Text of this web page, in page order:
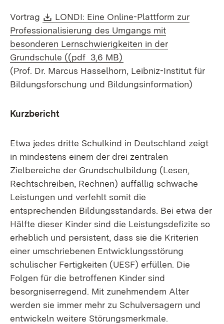
Vortrag Download:
LONDI: Eine Online-Plattform zur
Professionalisierung des Umgangs mit
besonderen Lernschwierigkeiten in der
Grundschule ((pdf 3,6 MB)
(Prof. Dr. Marcus Hasselhorn, Leibniz-Institut für
Bildungsforschung und Bildungsinformation)
Kurzbericht
Etwa jedes dritte Schulkind in Deutschland zeigt
in mindestens einem der drei zentralen
Zielbereiche der Grundschulbildung (Lesen,
Rechtschreiben, Rechnen) auffällig schwache
Leistungen und verfehlt somit die
entsprechenden Bildungsstandards. Bei etwa der
Hälfte dieser Kinder sind die Leistungsdefizite so
erheblich und persistent, dass sie die Kriterien
einer umschriebenen Entwicklungsstörung
schulischer Fertigkeiten (UESF) erfüllen. Die
Folgen für die betroffenen Kinder sind
besorgniserregend. Mit zunehmendem Alter
werden sie immer mehr zu Schulversagern und
entwickeln weitere Störungsmerkmale.